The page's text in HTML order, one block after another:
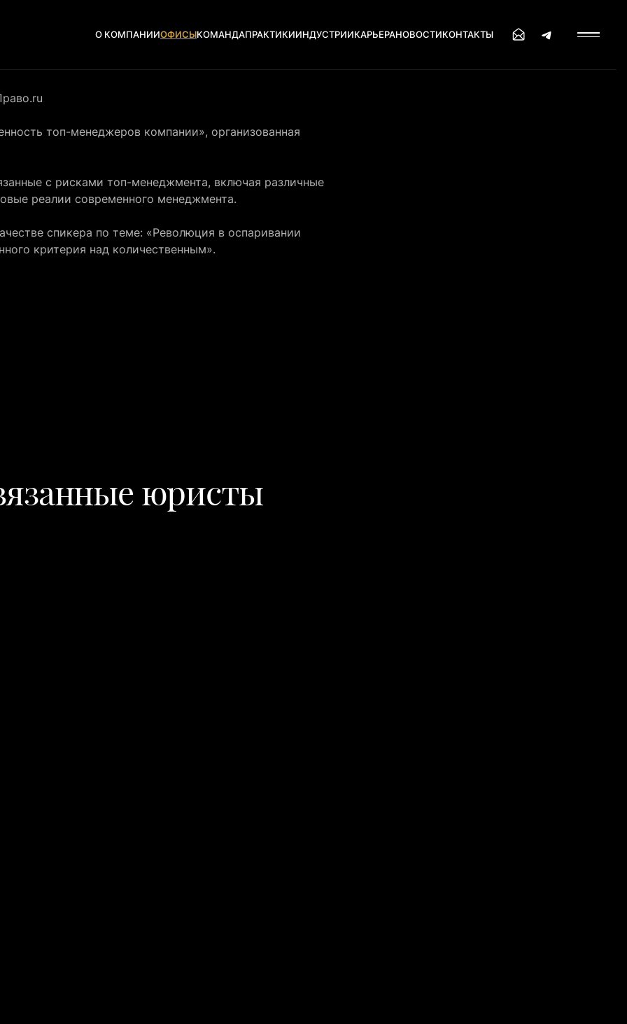
О КОМПАНИИОФИСЫКОМАНДАПРАКТИКИИНДУСТРИИКАРЬЕРАНОВОСТИКОНТАКТЫ
топ-менеджеров компании», организованная
с рисками топ-менеджмента, включая различные
реалии современного менеджмента.
спикера по теме: «Революция в оспаривании
критерия над количественным».
юристы